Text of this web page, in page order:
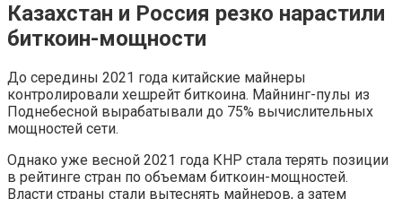
Казахстан и Россия резко нарастили
биткоин-мощности
До середины 2021 года китайские майнеры
контролировали хешрейт биткоина. Майнинг-пулы из
Поднебесной вырабатывали до 75% вычислительных
мощностей сети.
Однако уже весной 2021 года КНР стала терять позиции
в рейтинге стран по объемам биткоин-мощностей.
Власти страны стали вытеснять майнеров, а затем